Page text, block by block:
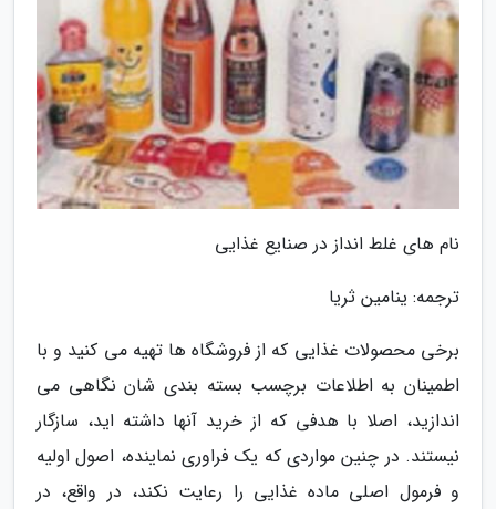
نام های غلط انداز در صنایع غذایی
ترجمه: ینامین ثریا
برخی محصولات غذایی که از فروشگاه ها تهیه می کنید و با
اطمینان به اطلاعات برچسب بسته بندی شان نگاهی می
اندازید، اصلا با هدفی که از خرید آنها داشته اید، سازگار
نیستند. در چنین مواردی که یک فراوری نماینده، اصول اولیه
و فرمول اصلی ماده غذایی را رعایت نکند، در واقع، در